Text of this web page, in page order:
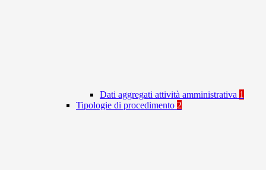
Dati aggregati attività amministrativa 1
Tipologie di procedimento 2